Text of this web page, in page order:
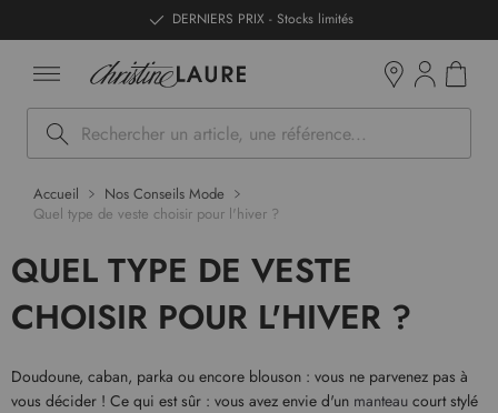
DERNIERS PRIX - Stocks limités
Rechercher
Accueil
Nos Conseils Mode
Quel type de veste choisir pour l'hiver ?
QUEL TYPE DE VESTE
CHOISIR POUR L'HIVER ?
Doudoune, caban, parka ou encore blouson : vous ne parvenez pas à
vous décider ! Ce qui est sûr : vous avez envie d'un manteau court stylé